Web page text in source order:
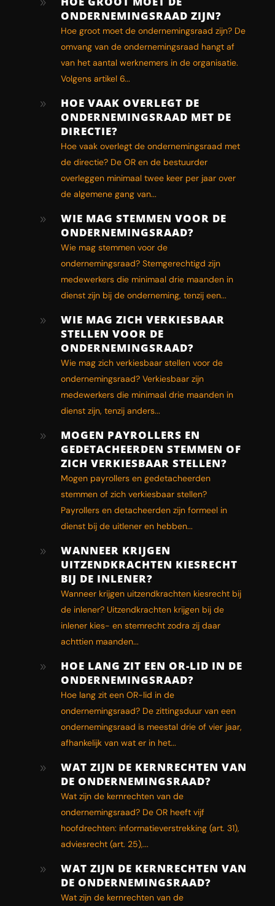
9
ONDERNEMINGSRAAD ZIJN?
Hoe groot moet de ondernemingsraad zijn? De
omvang van de ondernemingsraad hangt af
van het aantal werknemers in de organisatie.
Volgens artikel 6...
9
HOE VAAK OVERLEGT DE
ONDERNEMINGSRAAD MET DE
DIRECTIE?
Hoe vaak overlegt de ondernemingsraad met
de directie? De OR en de bestuurder
overleggen minimaal twee keer per jaar over
de algemene gang van...
9
WIE MAG STEMMEN VOOR DE
ONDERNEMINGSRAAD?
Wie mag stemmen voor de
ondernemingsraad? Stemgerechtigd zijn
medewerkers die minimaal drie maanden in
dienst zijn bij de onderneming, tenzij een...
9
WIE MAG ZICH VERKIESBAAR
STELLEN VOOR DE
ONDERNEMINGSRAAD?
Wie mag zich verkiesbaar stellen voor de
ondernemingsraad? Verkiesbaar zijn
medewerkers die minimaal drie maanden in
dienst zijn, tenzij anders...
9
MOGEN PAYROLLERS EN
GEDETACHEERDEN STEMMEN OF
ZICH VERKIESBAAR STELLEN?
Mogen payrollers en gedetacheerden
stemmen of zich verkiesbaar stellen?
Payrollers en detacheerden zijn formeel in
dienst bij de uitlener en hebben...
9
WANNEER KRIJGEN
UITZENDKRACHTEN KIESRECHT
BIJ DE INLENER?
Wanneer krijgen uitzendkrachten kiesrecht bij
de inlener? Uitzendkrachten krijgen bij de
inlener kies- en stemrecht zodra zij daar
achttien maanden...
9
HOE LANG ZIT EEN OR-LID IN DE
ONDERNEMINGSRAAD?
Hoe lang zit een OR-lid in de
ondernemingsraad? De zittingsduur van een
ondernemingsraad is meestal drie of vier jaar,
afhankelijk van wat er in het...
9
WAT ZIJN DE KERNRECHTEN VAN
DE ONDERNEMINGSRAAD?
Wat zijn de kernrechten van de
ondernemingsraad? De OR heeft vijf
hoofdrechten: informatieverstrekking (art. 31),
adviesrecht (art. 25),...
9
WAT ZIJN DE KERNRECHTEN VAN
DE ONDERNEMINGSRAAD?
Wat zijn de kernrechten van de